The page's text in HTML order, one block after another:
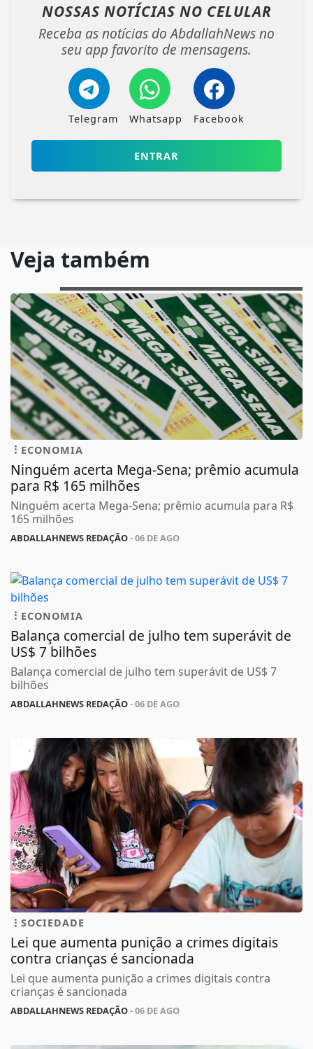
NOSSAS NOTÍCIAS NO CELULAR
Receba as notícias do AbdallahNews no
seu app favorito de mensagens.
Telegram Whatsapp Facebook
ENTRAR
Veja também
ECONOMIA
Ninguém acerta Mega-Sena; prêmio acumula
para R$ 165 milhões
Ninguém acerta Mega-Sena; prêmio acumula para R$
165 milhões
ABDALLAHNEWS REDAÇÃO- 06 DE AGO
ECONOMIA
Balança comercial de julho tem superávit de
US$ 7 bilhões
Balança comercial de julho tem superávit de US$ 7
bilhões
ABDALLAHNEWS REDAÇÃO- 06 DE AGO
SOCIEDADE
Lei que aumenta punição a crimes digitais
contra crianças é sancionada
Lei que aumenta punição a crimes digitais contra
crianças é sancionada
ABDALLAHNEWS REDAÇÃO- 06 DE AGO